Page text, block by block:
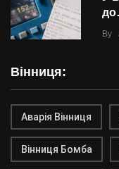
By
Вінниця:
Аварія Вінниця
Вінниця Бомба